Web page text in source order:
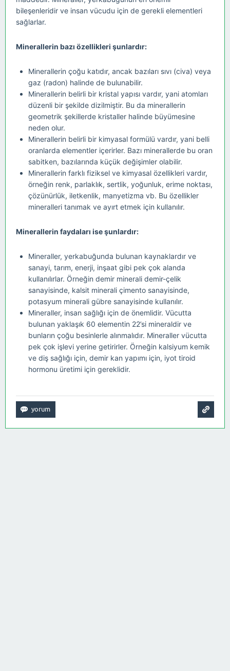
bileşenleridir ve insan vücudu için de gerekli elementleri
sağlarlar.
Minerallerin bazı özellikleri şunlardır:
Minerallerin çoğu katıdır, ancak bazıları sıvı (civa) veya
gaz (radon) halinde de bulunabilir.
Minerallerin belirli bir kristal yapısı vardır, yani atomları
düzenli bir şekilde dizilmiştir. Bu da minerallerin
geometrik şekillerde kristaller halinde büyümesine
neden olur.
Minerallerin belirli bir kimyasal formülü vardır, yani belli
oranlarda elementler içerirler. Bazı minerallerde bu oran
sabitken, bazılarında küçük değişimler olabilir.
Minerallerin farklı fiziksel ve kimyasal özellikleri vardır,
örneğin renk, parlaklık, sertlik, yoğunluk, erime noktası,
çözünürlük, iletkenlik, manyetizma vb. Bu özellikler
mineralleri tanımak ve ayırt etmek için kullanılır.
Minerallerin faydaları ise şunlardır:
Mineraller, yerkabuğunda bulunan kaynaklardır ve
sanayi, tarım, enerji, inşaat gibi pek çok alanda
kullanılırlar. Örneğin demir minerali demir-çelik
sanayisinde, kalsit minerali çimento sanayisinde,
potasyum minerali gübre sanayisinde kullanılır.
Mineraller, insan sağlığı için de önemlidir. Vücutta
bulunan yaklaşık 60 elementin 22’si mineraldir ve
bunların çoğu besinlerle alınmalıdır. Mineraller vücutta
pek çok işlevi yerine getirirler. Örneğin kalsiyum kemik
ve diş sağlığı için, demir kan yapımı için, iyot tiroid
hormonu üretimi için gereklidir.